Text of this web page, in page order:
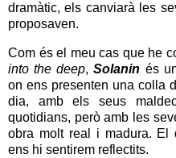
dramàtic, els canviarà les
proposaven.
Com és el meu cas que he
into the deep,Solanin és
on ens presenten una colla
dia, amb els seus
quotidians, però amb les
obra molt real i madura. El
ens hi sentirem reflectits.